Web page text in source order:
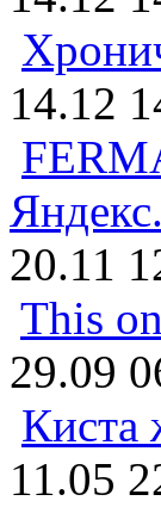
14.12
20.11
This
29.09
Киста
11.05